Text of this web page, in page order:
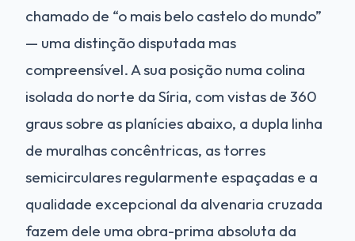
chamado de “o mais belo castelo do mundo”
— uma distinção disputada mas
compreensível. A sua posição numa colina
isolada do norte da Síria, com vistas de 360
graus sobre as planícies abaixo, a dupla linha
de muralhas concêntricas, as torres
semicirculares regularmente espaçadas e a
qualidade excepcional da alvenaria cruzada
fazem dele uma obra-prima absoluta da